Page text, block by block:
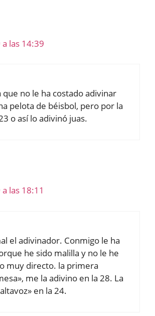
las 14:39
que no le ha costado adivinar
pelota de béisbol, pero por la
o así lo adivinó juas.
las 18:11
el adivinador. Conmigo le ha
he sido malilla y no le he
muy directo. la primera
me la adivino en la 28. La
en la 24.